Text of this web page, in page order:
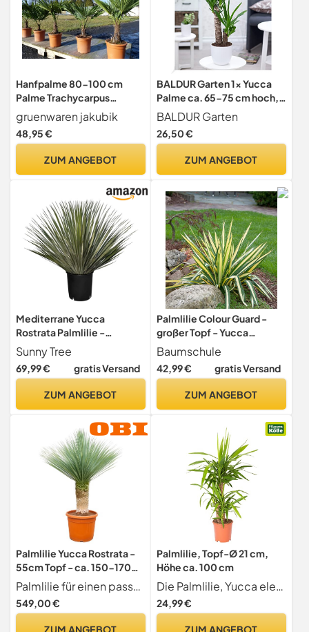
Hanfpalme 80-100 cm
Palme Trachycarpus
fortunei winterhart,
Premiumqualität
gruenwaren jakubik
48,95 €
ZUM ANGEBOT
BALDUR Garten 1x Yucca
Palme ca. 65-75 cm hoch,
Pflanze im 17 cm-Topf
BALDUR Garten
26,50 €
ZUM ANGEBOT
Mediterrane Yucca
Rostrata Palmlilie -
Winterharte Pflanze bis
-20°C - Ideal für Garten &
Terrasse
Sunny Tree
69,99 € gratis Versand
ZUM ANGEBOT
Palmlilie Colour Guard -
großer Topf - Yucca
filamentosa - lebende
Gartenpflanze aus den
Baumschulen
Baumschule
42,99 € gratis Versand
ZUM ANGEBOT
Palmlilie Yucca Rostrata -
55cm Topf - ca. 150-170
cm hoch
Palmlilie für einen passenden Standort mit dekorativer Wirkung.
549,00 €
ZUM ANGEBOT
Palmlilie, Topf-Ø 21 cm,
Höhe ca. 100 cm
Die Palmlilie, Yucca elephantipes, im Pflanztopf mit 21 cm , ist eine pflegeleichte Grünpflanze für sonnige, helle Lagen in Zimmer und Wintergarten. Die Höhe umfasst die Pflanze inkl. Pflanztopf. Lie
24,99 €
ZUM ANGEBOT